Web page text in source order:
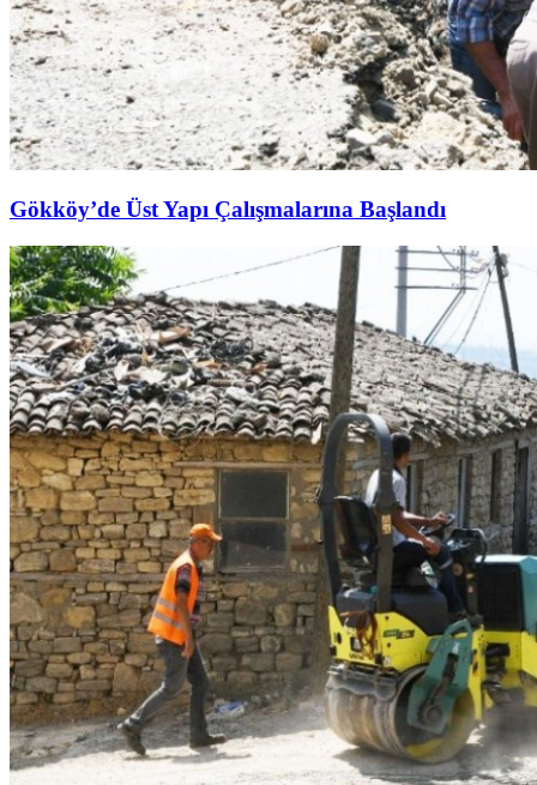
Gökköy’de Üst Yapı Çalışmalarına Başlandı